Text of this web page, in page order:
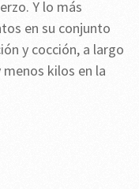
Y lo más
en su conjunto
y cocción, a largo
kilos en la